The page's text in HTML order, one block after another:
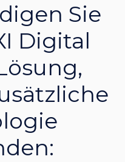
Sie
Digital